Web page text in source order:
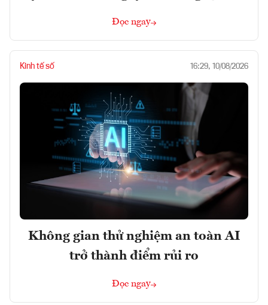
Đọc ngay
Kinh tế số 16:29, 10/08/2026
Không gian thử nghiệm an toàn AI
trở thành điểm rủi ro
Đọc ngay